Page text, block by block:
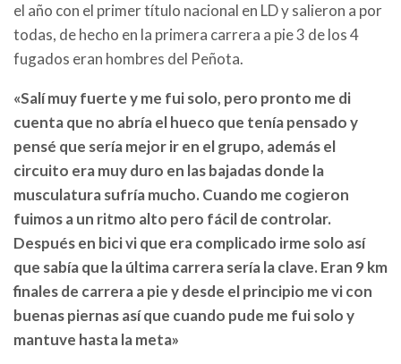
el año con el primer título nacional en LD y salieron a por
todas, de hecho en la primera carrera a pie 3 de los 4
fugados eran hombres del Peñota.
«Salí muy fuerte y me fui solo, pero pronto me di
cuenta que no abría el hueco que tenía pensado y
pensé que sería mejor ir en el grupo, además el
circuito era muy duro en las bajadas donde la
musculatura sufría mucho. Cuando me cogieron
fuimos a un ritmo alto pero fácil de controlar.
Después en bici vi que era complicado irme solo así
que sabía que la última carrera sería la clave. Eran 9 km
finales de carrera a pie y desde el principio me vi con
buenas piernas así que cuando pude me fui solo y
mantuve hasta la meta»